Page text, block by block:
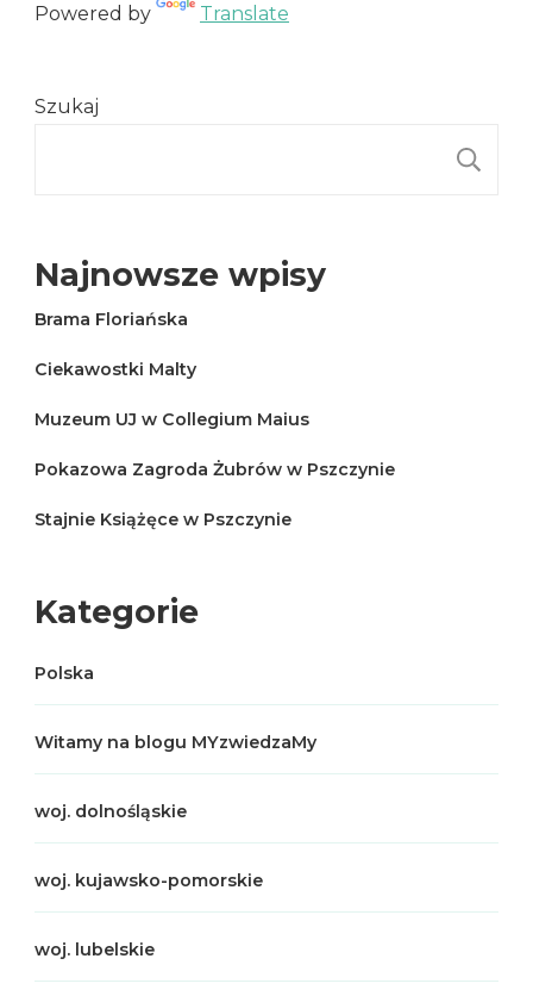
Powered by Translate
Szukaj
Najnowsze wpisy
Brama Floriańska
Ciekawostki Malty
Muzeum UJ w Collegium Maius
Pokazowa Zagroda Żubrów w Pszczynie
Stajnie Książęce w Pszczynie
Kategorie
Polska
Witamy na blogu MYzwiedzaMy
woj. dolnośląskie
woj. kujawsko-pomorskie
woj. lubelskie